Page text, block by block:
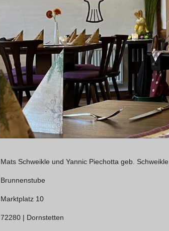
Mats Schweikle und Yannic Piechotta geb. Schweikle
Brunnenstube
Marktplatz 10
72280 | Dornstetten